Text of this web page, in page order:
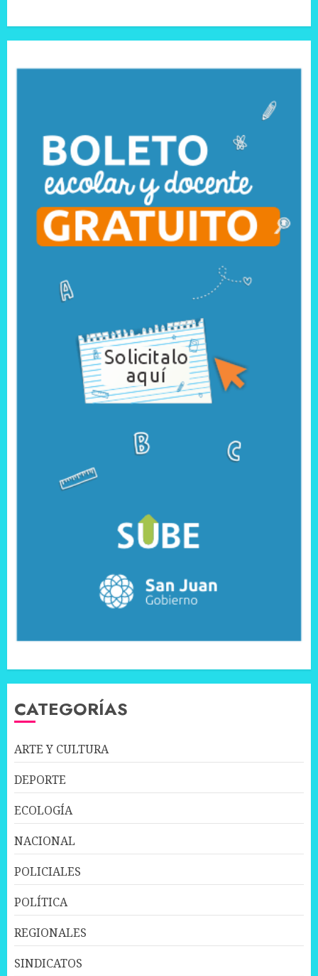
CATEGORÍAS
ARTE Y CULTURA
DEPORTE
ECOLOGÍA
NACIONAL
POLICIALES
POLÍTICA
REGIONALES
SINDICATOS